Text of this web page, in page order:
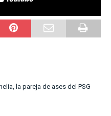
la pareja de ases del PSG